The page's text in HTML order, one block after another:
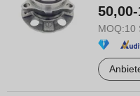
MOQ:10